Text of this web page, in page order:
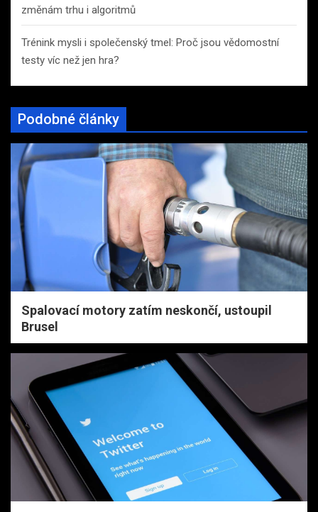
změnám trhu i algoritmů
Trénink mysli i společenský tmel: Proč jsou vědomostní
testy víc než jen hra?
Podobné články
Spalovací motory zatím neskončí, ustoupil
Brusel